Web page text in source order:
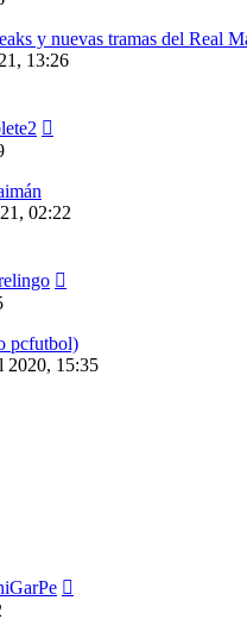
y nuevas tramas del Real
13:26
02:22
pcfutbol)
2020, 15:35